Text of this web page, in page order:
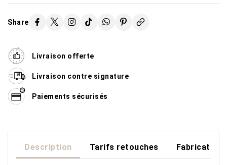
Share
Livraison offerte
Livraison contre signature
Paiements sécurisés
Description Tarifs retouches Fabrication